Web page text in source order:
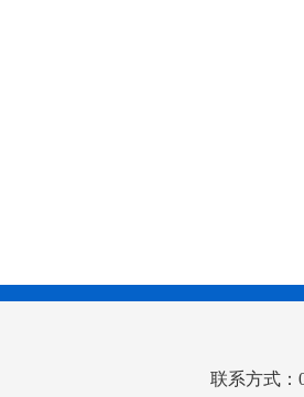
联系方式：